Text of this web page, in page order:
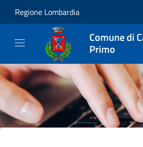
Regione Lombardia
Comune di
Primo